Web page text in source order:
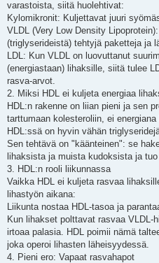
varastoista, siitä huolehtivat:
Kylomikronit: Kuljettavat juuri
VLDL (Very Low Density
(triglyserideistä) tehtyjä paketteja ja
LDL: Kun VLDL on luovuttanut
(energiastaan) lihaksille, siitä tulee
rasva-arvot.
2. Miksi HDL ei kuljeta energiaa
HDL:n rakenne on liian pieni ja sen
tarttumaan kolesteroliin, ei
HDL:ssä on hyvin vähän
Sen tehtävä on "käänteinen": se
lihaksista ja muista kudoksista ja
3. HDL:n rooli liikunnassa
Vaikka HDL ei kuljeta rasvaa
lihastyön aikana:
Liikunta nostaa HDL-tasoa ja
Kun lihakset polttavat rasvaa VLDL-
irtoaa palasia. HDL poimii nämä
joka operoi lihasten läheisyydessä.
4. Pieni ero: Vapaat rasvahapot